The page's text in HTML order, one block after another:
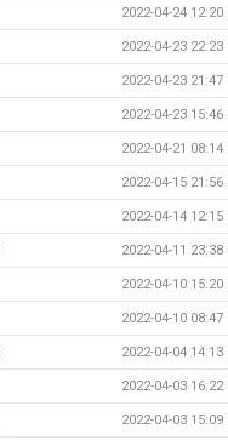
2022-04-24 12:20
2022-04-23 22:23
2022-04-23 21:47
2022-04-23 15:46
2022-04-21 08:14
2022-04-15 21:56
2022-04-14 12:15
2022-04-11 23:38
2022-04-10 15:20
2022-04-10 08:47
2022-04-04 14:13
2022-04-03 16:22
2022-04-03 15:09